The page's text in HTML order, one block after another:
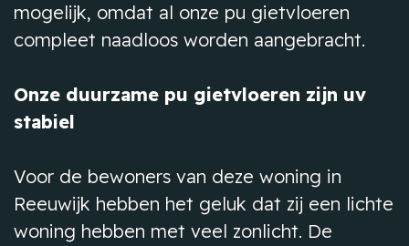
mogelijk, omdat al onze pu gietvloeren
compleet naadloos worden aangebracht.
Onze duurzame pu gietvloeren zijn uv
stabiel
Voor de bewoners van deze woning in
Reeuwijk hebben het geluk dat zij een lichte
woning hebben met veel zonlicht. De